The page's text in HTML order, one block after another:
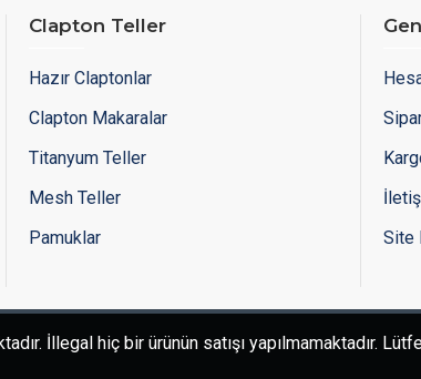
Clapton Teller
Hazır Claptonlar
Clapton Makaralar
Titanyum Teller
Mesh Teller
Pamuklar
Site
İllegal hiç bir ürünün satışı yapılmamaktadır.